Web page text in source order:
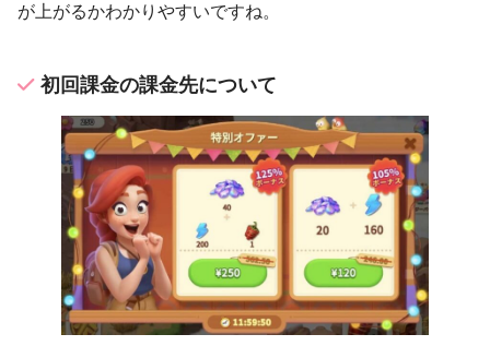
が上がるかわかりやすいですね。
初回課金の課金先について